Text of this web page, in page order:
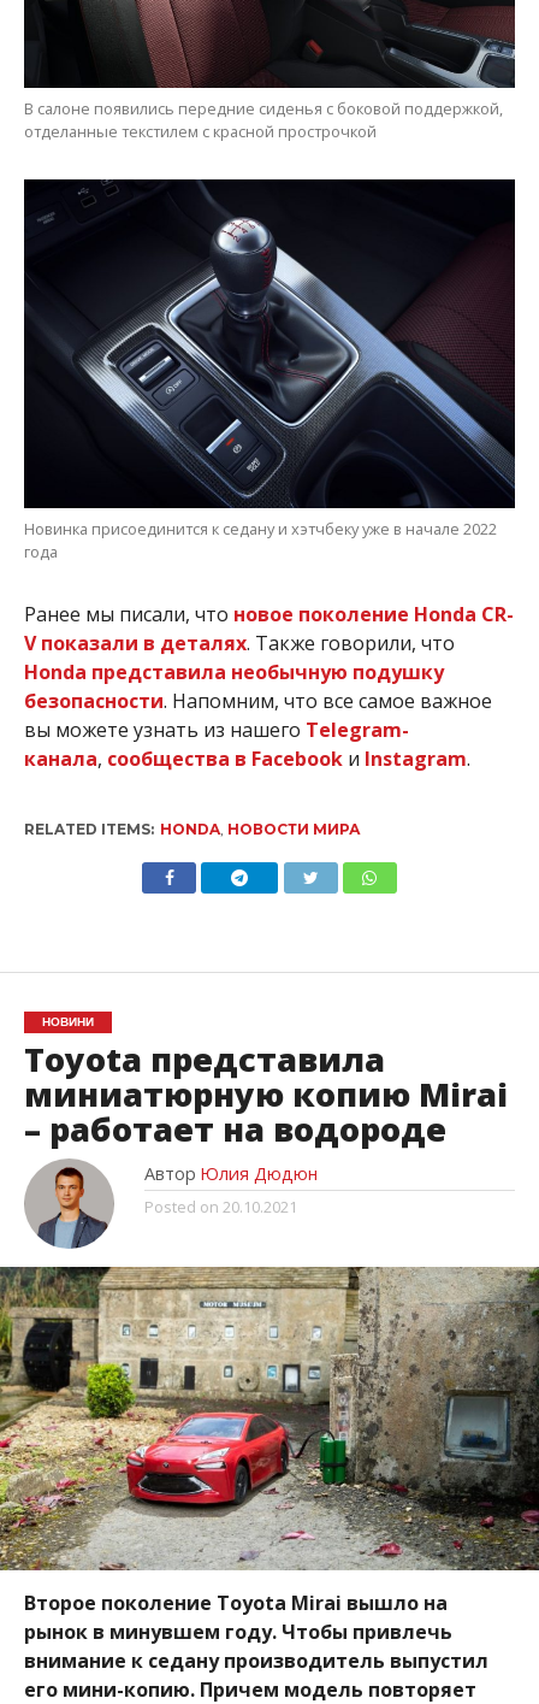
В салоне появились передние сиденья с боковой поддержкой,
отделанные текстилем с красной прострочкой
Новинка присоединится к седану и хэтчбеку уже в начале 2022
года
Ранее мы писали, что новое поколение Honda CR-
V показали в деталях. Также говорили, что
Honda представила необычную подушку
безопасности. Напомним, что все самое важное
вы можете узнать из нашего Telegram-
канала, сообщества в Facebookи Instagram.
RELATED ITEMS: HONDA, НОВОСТИ МИРА
НОВИНИ
Toyota представила
миниатюрную копию Mirai
– работает на водороде
Автор Юлия Дюдюн
Posted on 20.10.2021
Второе поколение Toyota Mirai вышло на
рынок в минувшем году. Чтобы привлечь
внимание к седану производитель выпустил
его мини-копию. Причем модель повторяет